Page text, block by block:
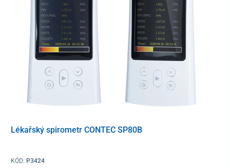
Lékařský spirometr CONTEC SP80B
KÓD: P3424